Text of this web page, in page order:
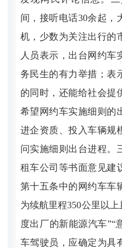
间，接听电话30余起，
机，少数为关注出行的
人员表示，出台网约车
务民生的有力举措；表
的同时，还能给社会提
希望网约车实施细则的
进企资质、投入车辆规
问实施细则出台进程。
租车公司等书面意见建
第十五条中的网约车车
为续航里程350公里以
度出厂的新能源汽车”“
车驾驶员，应确定为具